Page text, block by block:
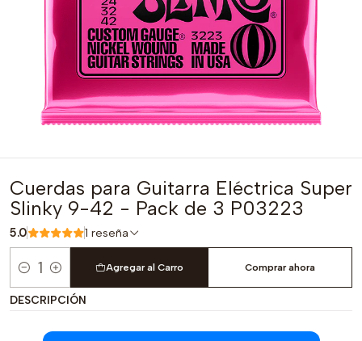
Cuerdas para Guitarra Eléctrica Super
Slinky 9-42 - Pack de 3 P03223
5.0 1 reseña
Cantidad
Agregar al Carro Comprar ahora
DESCRIPCIÓN